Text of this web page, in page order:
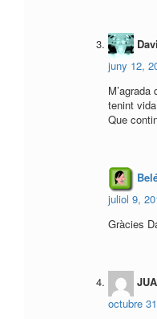
juny 12,
tenint
Que
juliol 9,
Gràcies
octubre